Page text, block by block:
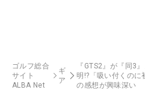
ゴルフ総合
サイト
ALBA Net
ギ
ア
『GTS2』が『同3
明!?「吸い付くのに
の感想が興味深い